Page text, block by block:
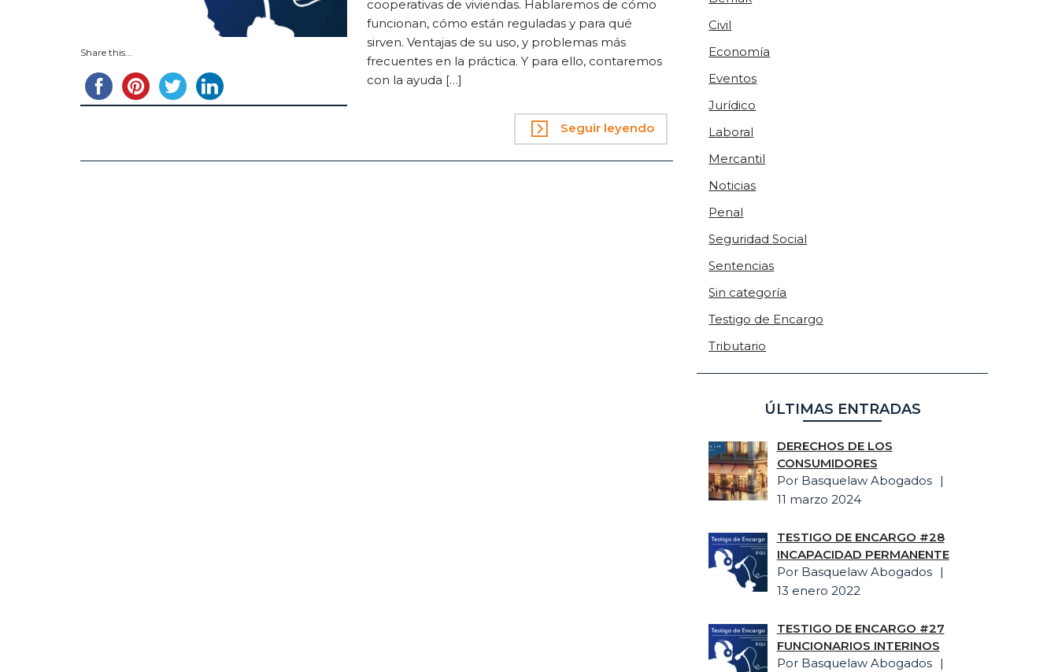
Share this...
cooperativas de viviendas. Hablaremos de cómo
funcionan, cómo están reguladas y para qué
sirven. Ventajas de su uso, y problemas más
frecuentes en la práctica. Y para ello, contaremos
con la ayuda […]
Seguir leyendo
Civil
Economía
Eventos
Jurídico
Laboral
Mercantil
Noticias
Penal
Seguridad Social
Sentencias
Sin categoría
Testigo de Encargo
Tributario
ÚLTIMAS ENTRADAS
DERECHOS DE LOS
CONSUMIDORES
Por Basquelaw Abogados
11 marzo 2024
TESTIGO DE ENCARGO #28
INCAPACIDAD PERMANENTE
Por Basquelaw Abogados
13 enero 2022
TESTIGO DE ENCARGO #27
FUNCIONARIOS INTERINOS
Por Basquelaw Abogados